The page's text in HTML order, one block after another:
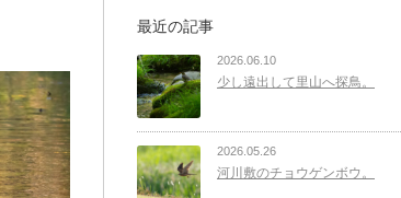
最近の記事
2026.06.10
少し遠出して里山へ探鳥。
2026.05.26
河川敷のチョウゲンボウ。